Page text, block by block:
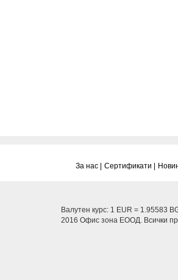
За нас | Сертификати |
Валутен курс: 1 EUR = 1.95583
2016 Офис зона ЕООД. Всички